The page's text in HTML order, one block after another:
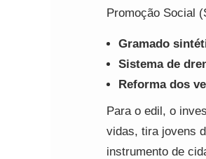
Promoção Social
Gramado
Sistema de
Reforma dos
Para o edil, o
vidas, tira jovens
instrumento de